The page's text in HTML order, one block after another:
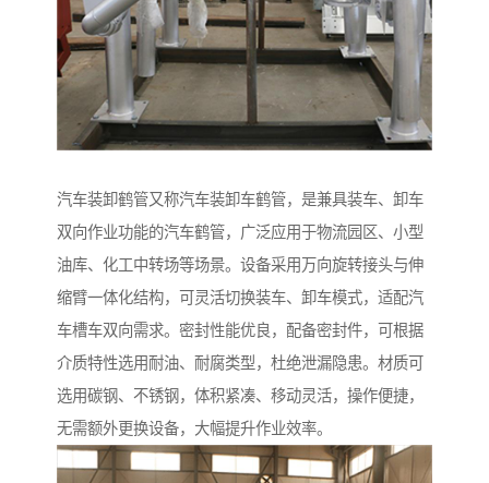
汽车装卸鹤管又称汽车装卸车鹤管，是兼具装车、卸车
双向作业功能的汽车鹤管，广泛应用于物流园区、小型
油库、化工中转场等场景。设备采用万向旋转接头与伸
缩臂一体化结构，可灵活切换装车、卸车模式，适配汽
车槽车双向需求。密封性能优良，配备密封件，可根据
介质特性选用耐油、耐腐类型，杜绝泄漏隐患。材质可
选用碳钢、不锈钢，体积紧凑、移动灵活，操作便捷，
无需额外更换设备，大幅提升作业效率。